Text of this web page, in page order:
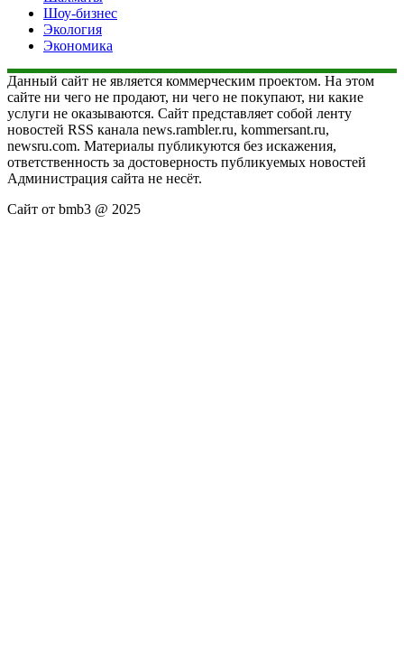
Шоу-бизнес
Экология
Экономика
Данный сайт не является коммерческим проектом. На этом
сайте ни чего не продают, ни чего не покупают, ни какие
услуги не оказываются. Сайт представляет собой ленту
новостей RSS канала news.rambler.ru, kommersant.ru,
newsru.com. Материалы публикуются без искажения,
ответственность за достоверность публикуемых новостей
Администрация сайта не несёт.
Сайт от bmb3 @ 2025